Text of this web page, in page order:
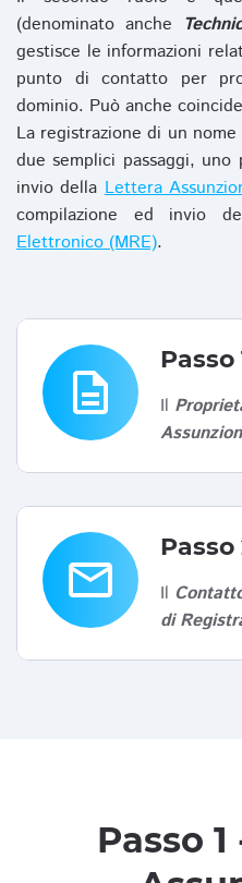
(denominato anche
gestisce le informazioni
punto di contatto per
dominio. Può anche
La registrazione di un
due semplici passaggi,
invio dellaLettera
compilazione ed invio
Elettronico (MRE).
description
Passo
Il
email
Passo
Il
di
Passo